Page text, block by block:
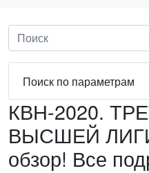
Поиск по параметрам
КВН-2020.
ВЫСШЕЙ
обзор! Все